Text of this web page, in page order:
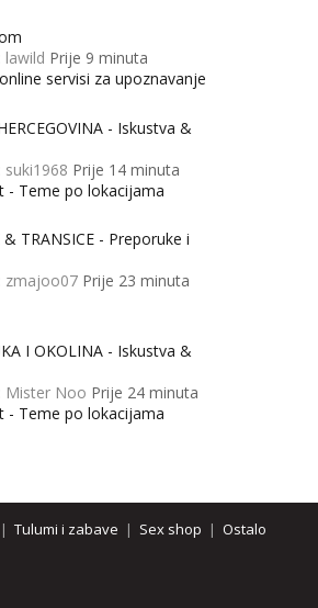
lawild Prije 9 minuta
servisi za upoznavanje
- Iskustva &
suki1968 Prije 14 minuta
- Teme po lokacijama
& TRANSICE - Preporuke i
zmajoo07 Prije 23 minuta
I OKOLINA - Iskustva &
Mister Noo Prije 24 minuta
- Teme po lokacijama
| Tulumi i zabave | Sex shop | Ostalo